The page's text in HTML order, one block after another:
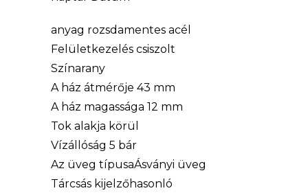
anyag rozsdamentes acél
Felületkezelés csiszolt
Színarany
A ház átmérője 43 mm
A ház magassága 12 mm
Tok alakja körül
Vízállóság 5 bár
Az üveg típusaÁsványi üveg
Tárcsás kijelzőhasonló